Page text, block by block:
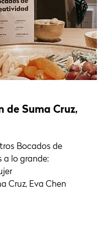
de Suma Cruz,
Bocados de
a lo grande:
Cruz, Eva Chen